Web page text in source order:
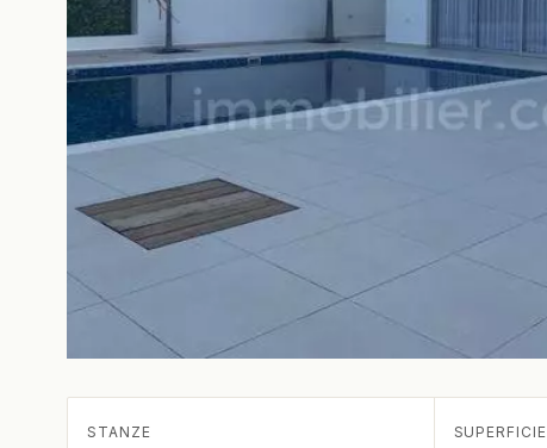
STANZE SUPERFICIE